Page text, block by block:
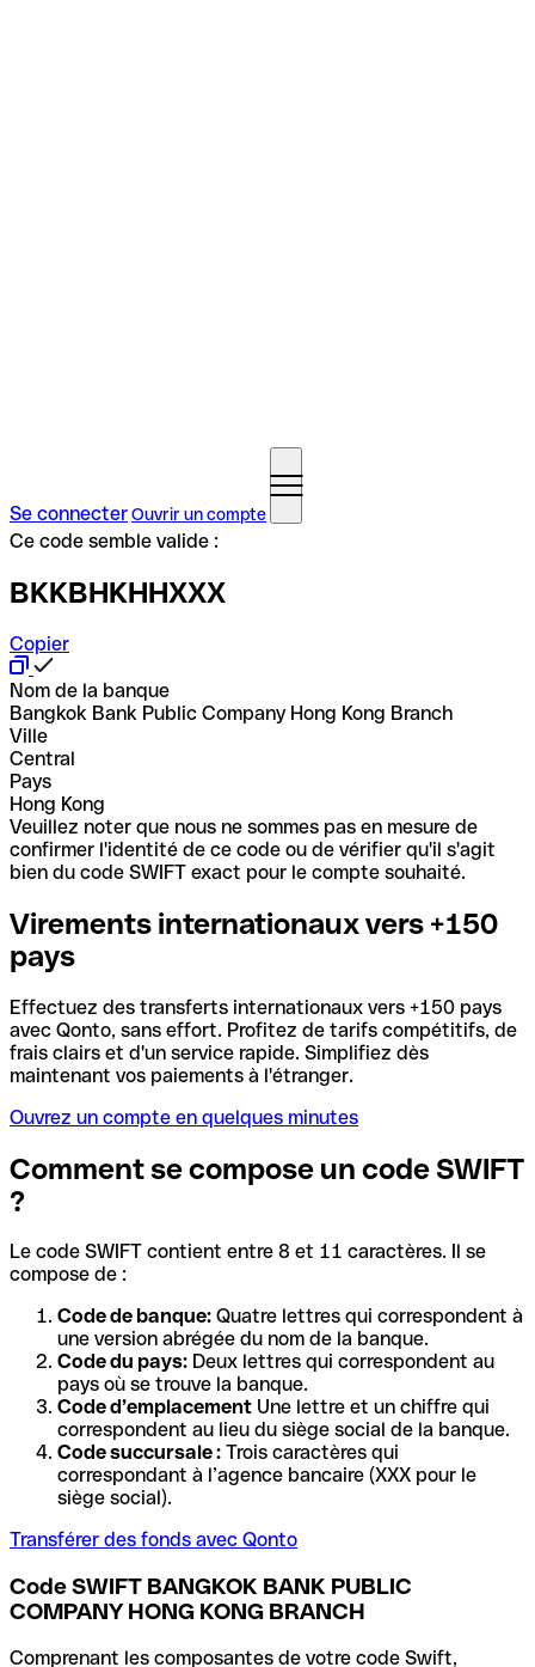
Se connecterOuvrir un compte
Ce code semble valide :
BKKBHKHHXXX
Copier
Nom de la banque
Bangkok Bank Public Company Hong Kong Branch
Ville
Central
Pays
Hong Kong
Veuillez noter que nous ne sommes pas en mesure de
confirmer l'identité de ce code ou de vérifier qu'il s'agit
bien du code SWIFT exact pour le compte souhaité.
Virements internationaux vers +150
pays
Effectuez des transferts internationaux vers +150 pays
avec Qonto, sans effort. Profitez de tarifs compétitifs, de
frais clairs et d'un service rapide. Simplifiez dès
maintenant vos paiements à l'étranger.
Ouvrez un compte en quelques minutes
Comment se compose un code SWIFT
?
Le code SWIFT contient entre 8 et 11 caractères. Il se
compose de :
Code de banque: Quatre lettres qui correspondent à
une version abrégée du nom de la banque.
Code du pays: Deux lettres qui correspondent au
pays où se trouve la banque.
Code d’emplacement Une lettre et un chiffre qui
correspondent au lieu du siège social de la banque.
Code succursale : Trois caractères qui
correspondant à l’agence bancaire (XXX pour le
siège social).
Transférer des fonds avec Qonto
Code SWIFT BANGKOK BANK PUBLIC
COMPANY HONG KONG BRANCH
Comprenant les composantes de votre code Swift,